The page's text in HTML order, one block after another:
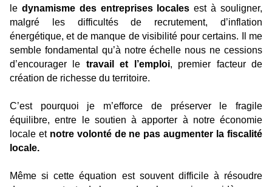
le dynamisme des entreprises locales est à souligner,
malgré les difficultés de recrutement, d’inflation
énergétique, et de manque de visibilité pour certains. Il me
semble fondamental qu’à notre échelle nous ne cessions
d’encourager le travail et l’emploi, premier facteur de
création de richesse du territoire.
C’est pourquoi je m’efforce de préserver le fragile
équilibre, entre le soutien à apporter à notre économie
locale et notre volonté de ne pas augmenter la fiscalité
locale.
Même si cette équation est souvent difficile à résoudre